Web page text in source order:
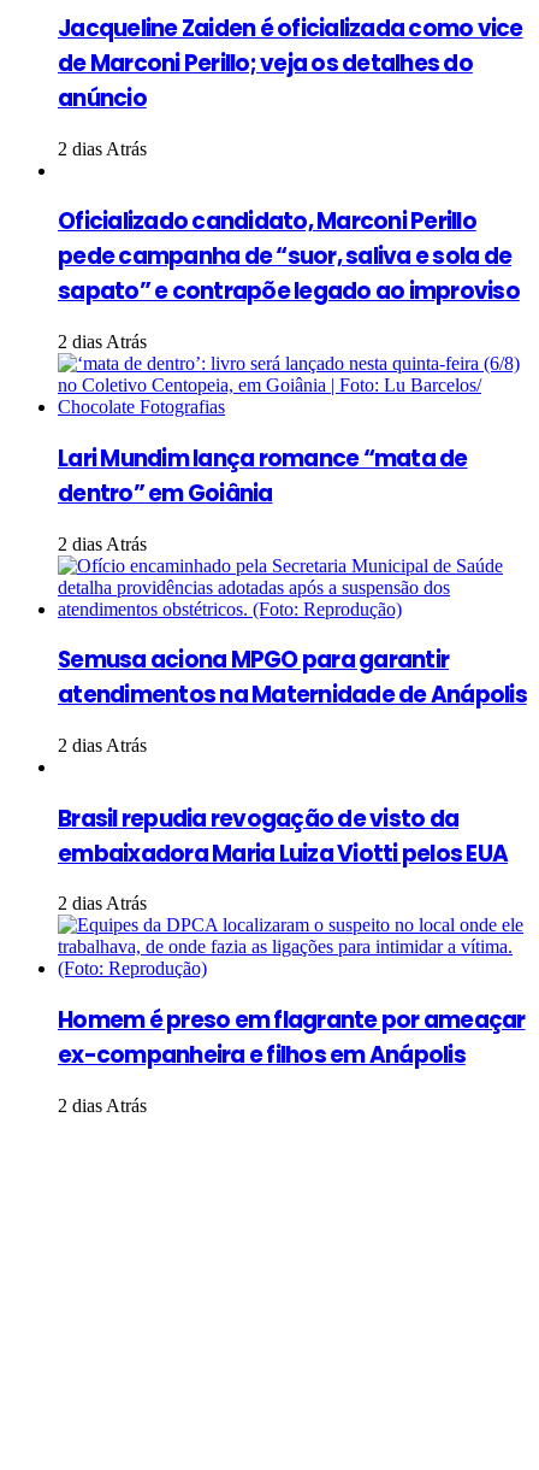
Jacqueline Zaiden é oficializada como vice
de Marconi Perillo; veja os detalhes do
anúncio
2 dias Atrás
Oficializado candidato, Marconi Perillo
pede campanha de “suor, saliva e sola de
sapato” e contrapõe legado ao improviso
2 dias Atrás
Lari Mundim lança romance “mata de
dentro” em Goiânia
2 dias Atrás
Semusa aciona MPGO para garantir
atendimentos na Maternidade de Anápolis
2 dias Atrás
Brasil repudia revogação de visto da
embaixadora Maria Luiza Viotti pelos EUA
2 dias Atrás
Homem é preso em flagrante por ameaçar
ex-companheira e filhos em Anápolis
2 dias Atrás